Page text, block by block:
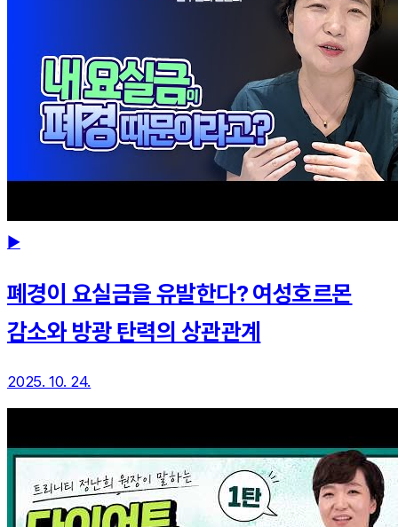
▶
폐경이 요실금을 유발한다? 여성호르몬
감소와 방광 탄력의 상관관계
2025. 10. 24.